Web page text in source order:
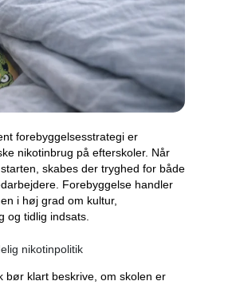
forebyggelsesstrategi er
nikotinbrug på efterskoler. Når
skabes der tryghed for både
Forebyggelse handler
i høj grad om kultur,
og tidlig indsats.
nikotinpolitik
bør klart beskrive, om skolen er